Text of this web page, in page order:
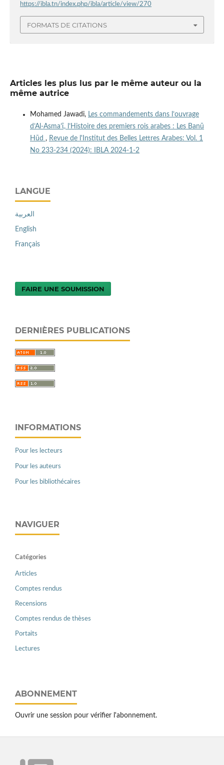
https://ibla.tn/index.php/ibla/article/view/270
FORMATS DE CITATIONS
Articles les plus lus par le même auteur ou la
même autrice
Mohamed Jawadi, Les commandements dans l’ouvrage
d’Al-Asmaʻῑ, l’Histoire des premiers rois arabes : Les Banū
Hūd , Revue de l'Institut des Belles Lettres Arabes: Vol. 1
No 233-234 (2024): IBLA 2024-1-2
LANGUE
العربية
English
Français
FAIRE UNE SOUMISSION
DERNIÈRES PUBLICATIONS
INFORMATIONS
Pour les lecteurs
Pour les auteurs
Pour les bibliothécaires
NAVIGUER
Catégories
Articles
Comptes rendus
Recensions
Comptes rendus de thèses
Portaits
Lectures
ABONNEMENT
Ouvrir une session pour vérifier l'abonnement.